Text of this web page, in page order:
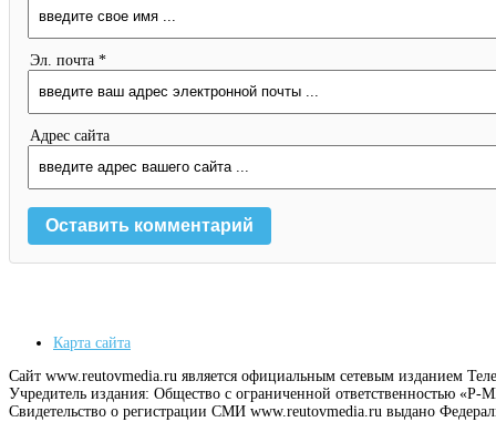
Эл. почта *
Адрес сайта
Карта сайта
Сайт www.reutovmedia.ru является официальным сетевым изданием
Учредитель издания: Общество с ограниченной ответственностью
Свидетельство о регистрации СМИ www.reutovmedia.ru выдано